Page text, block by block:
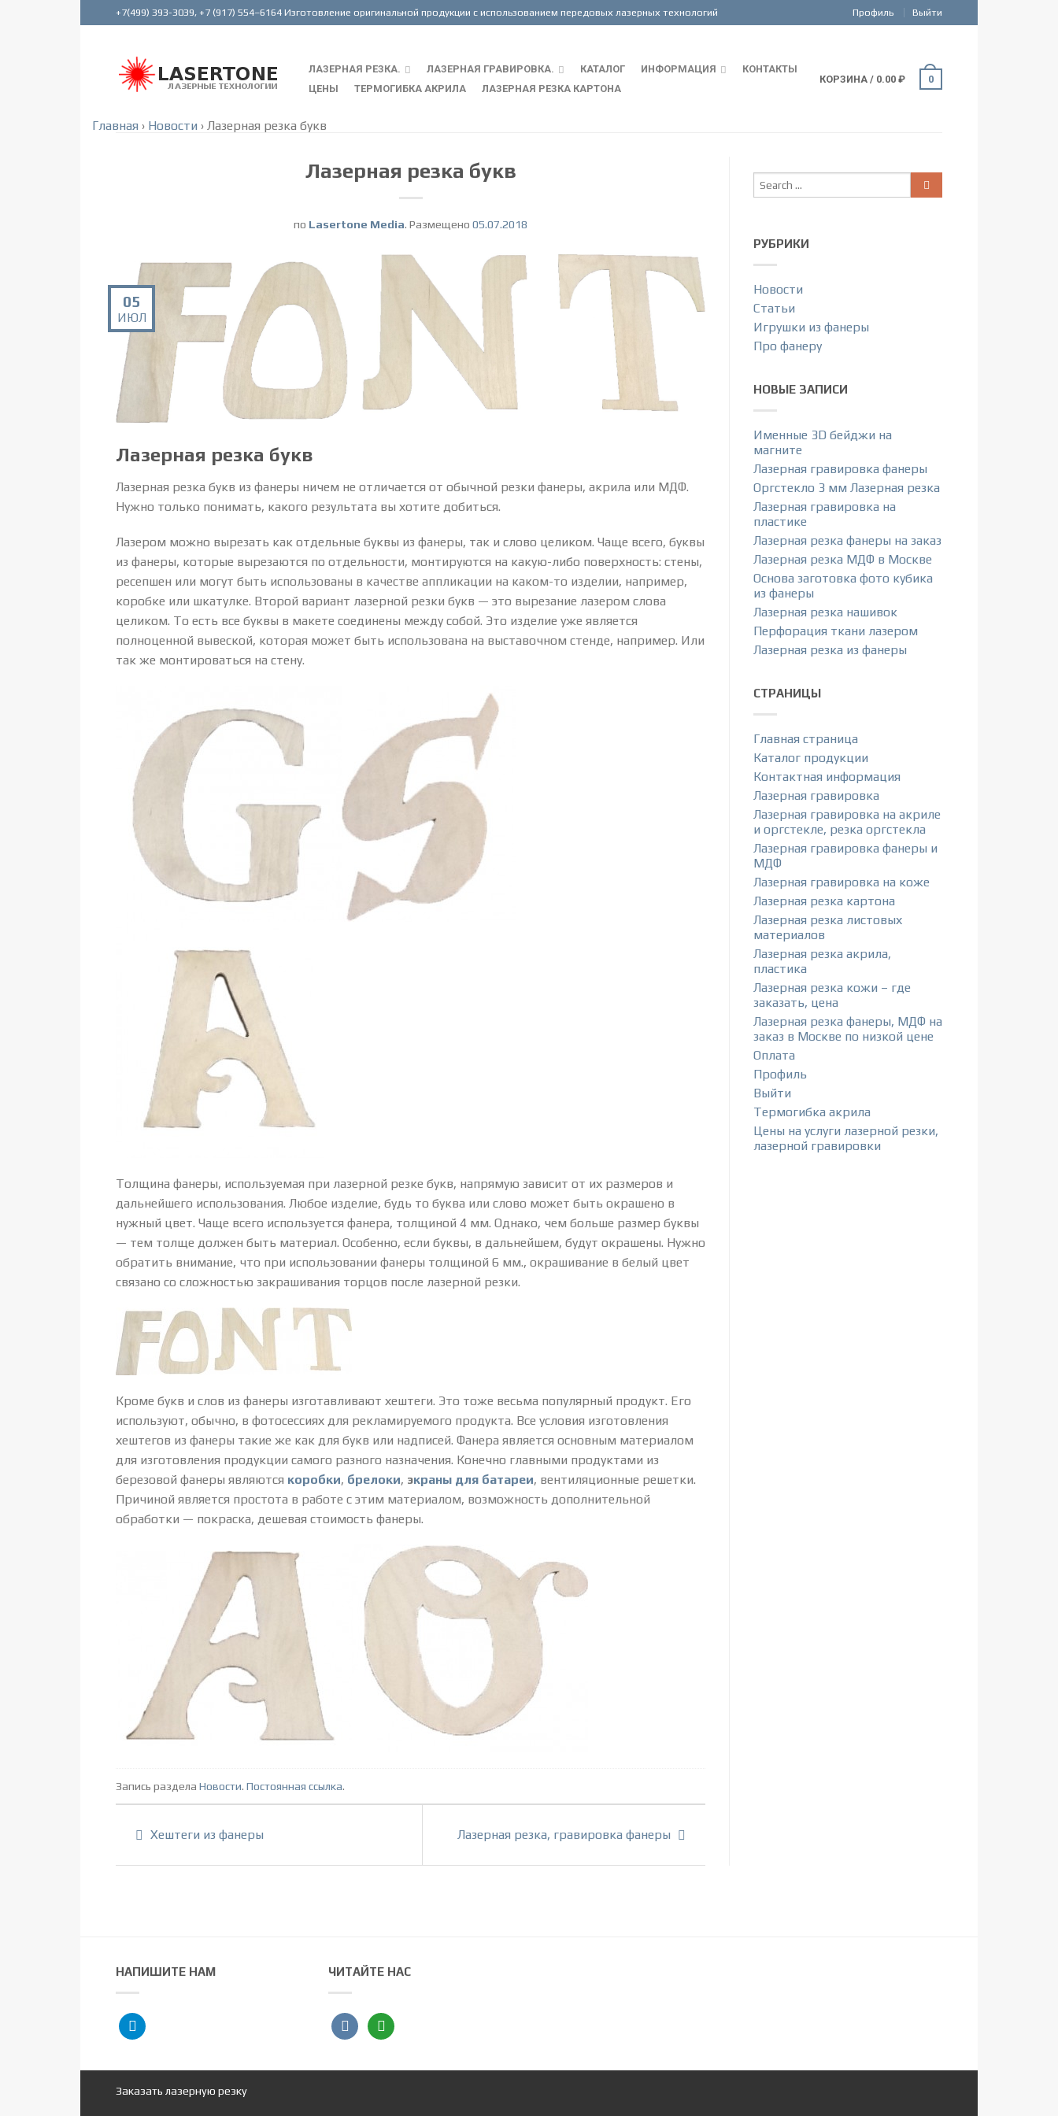
Профиль Выйти
ЛАЗЕРНАЯ РЕЗКА. ЛАЗЕРНАЯ ГРАВИРОВКА. КАТАЛОГ ИНФОРМАЦИЯ
КОНТАКТЫ
ЦЕНЫ
ТЕРМОГИБКА АКРИЛА ЛАЗЕРНАЯ РЕЗКА КАРТОНА
КОРЗИНА / 0.00 ₽ 0
Главная › Новости › Лазерная резка букв
Лазерная резка букв
по Lasertone Media. Размещено 05.07.2018
05
ИЮЛ
Лазерная резка букв
Лазерная резка букв из фанеры ничем не отличается от обычной резки фанеры, акрила или МДФ.
Нужно только понимать, какого результата вы хотите добиться.
Лазером можно вырезать как отдельные буквы из фанеры, так и слово целиком. Чаще всего, буквы
из фанеры, которые вырезаются по отдельности, монтируются на какую-либо поверхность: стены,
ресепшен или могут быть использованы в качестве аппликации на каком-то изделии, например,
коробке или шкатулке. Второй вариант лазерной резки букв — это вырезание лазером слова
целиком. То есть все буквы в макете соединены между собой. Это изделие уже является
полноценной вывеской, которая может быть использована на выставочном стенде, например. Или
так же монтироваться на стену.
Толщина фанеры, используемая при лазерной резке букв, напрямую зависит от их размеров и
дальнейшего использования. Любое изделие, будь то буква или слово может быть окрашено в
нужный цвет. Чаще всего используется фанера, толщиной 4 мм. Однако, чем больше размер буквы
— тем толще должен быть материал. Особенно, если буквы, в дальнейшем, будут окрашены. Нужно
обратить внимание, что при использовании фанеры толщиной 6 мм., окрашивание в белый цвет
связано со сложностью закрашивания торцов после лазерной резки.
Кроме букв и слов из фанеры изготавливают хештеги. Это тоже весьма популярный продукт. Его
используют, обычно, в фотосессиях для рекламируемого продукта. Все условия изготовления
хештегов из фанеры такие же как для букв или надписей. Фанера является основным материалом
для изготовления продукции самого разного назначения. Конечно главными продуктами из
березовой фанеры являются коробки, брелоки, экраны для батареи, вентиляционные решетки.
Причиной является простота в работе с этим материалом, возможность дополнительной
обработки — покраска, дешевая стоимость фанеры.
Запись раздела Новости. Постоянная ссылка.
Хештеги из фанеры Лазерная резка, гравировка фанеры
РУБРИКИ
Новости
Статьи
Игрушки из фанеры
Про фанеру
НОВЫЕ ЗАПИСИ
Именные 3D бейджи на
магните
Лазерная гравировка фанеры
Оргстекло 3 мм Лазерная резка
Лазерная гравировка на
пластике
Лазерная резка фанеры на заказ
Лазерная резка МДФ в Москве
Основа заготовка фото кубика
из фанеры
Лазерная резка нашивок
Перфорация ткани лазером
Лазерная резка из фанеры
СТРАНИЦЫ
Главная страница
Каталог продукции
Контактная информация
Лазерная гравировка
Лазерная гравировка на акриле
и оргстекле, резка оргстекла
Лазерная гравировка фанеры и
МДФ
Лазерная гравировка на коже
Лазерная резка картона
Лазерная резка листовых
материалов
Лазерная резка акрила,
пластика
Лазерная резка кожи – где
заказать, цена
Лазерная резка фанеры, МДФ на
заказ в Москве по низкой цене
Оплата
Профиль
Выйти
Термогибка акрила
Цены на услуги лазерной резки,
лазерной гравировки
НАПИШИТЕ НАМ
telegram
ЧИТАЙТЕ НАС
vkontakteangieslist
Заказать лазерную резку